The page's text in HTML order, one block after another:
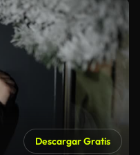
Descargar Gratis